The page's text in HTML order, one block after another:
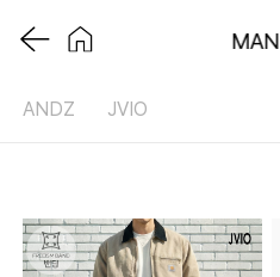
MAN
ANDZ JVIO